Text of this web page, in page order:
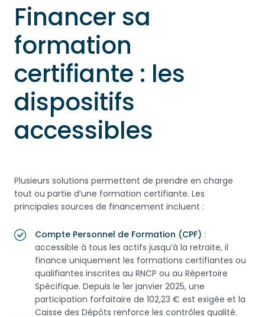
Financer sa
formation
certifiante : les
dispositifs
accessibles
Plusieurs solutions permettent de prendre en charge
tout ou partie d’une formation certifiante. Les
principales sources de financement incluent :
Compte Personnel de Formation (CPF) :
accessible à tous les actifs jusqu’à la retraite, il
finance uniquement les formations certifiantes ou
qualifiantes inscrites au RNCP ou au Répertoire
Spécifique. Depuis le 1er janvier 2025, une
participation forfaitaire de 102,23 € est exigée et la
Caisse des Dépôts renforce les contrôles qualité.